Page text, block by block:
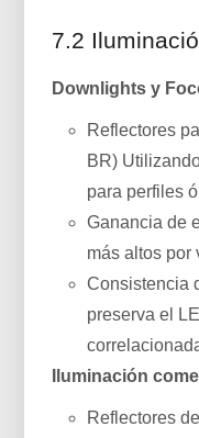
7.2
Downlights y
Reflectores
BR)
para perfiles
Ganancia de
más altos por
Consistencia
preserva el
Iluminación
Reflectores